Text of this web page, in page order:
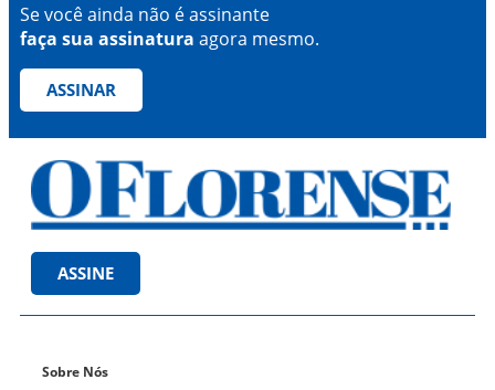
Se você ainda não é assinante
faça sua assinatura agora mesmo.
ASSINAR
ASSINE
Sobre Nós